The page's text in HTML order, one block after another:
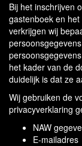
Bij het inschrijven
gastenboek en
verkrijgen wij
het kader van de
duidelijk is dat ze
Wij gebruiken de
privacyverklaring
NAW
E-mailadres